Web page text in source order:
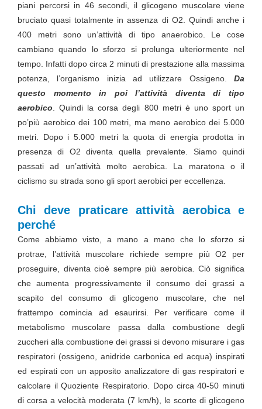
piani percorsi in 46 secondi, il glicogeno muscolare viene
bruciato quasi totalmente in assenza di O2. Quindi anche i
400 metri sono un’attività di tipo anaerobico. Le cose
cambiano quando lo sforzo si prolunga ulteriormente nel
tempo. Infatti dopo circa 2 minuti di prestazione alla massima
potenza, l’organismo inizia ad utilizzare Ossigeno. Da
questo momento in poi l’attività diventa di tipo
aerobico . Quindi la corsa degli 800 metri è uno sport un
po’più aerobico dei 100 metri, ma meno aerobico dei 5.000
metri. Dopo i 5.000 metri la quota di energia prodotta in
presenza di O2 diventa quella prevalente. Siamo quindi
passati ad un’attività molto aerobica. La maratona o il
ciclismo su strada sono gli sport aerobici per eccellenza.
Chi deve praticare attività aerobica e
perché
Come abbiamo visto, a mano a mano che lo sforzo si
protrae, l’attività muscolare richiede sempre più O2 per
proseguire, diventa cioè sempre più aerobica. Ciò significa
che aumenta progressivamente il consumo dei grassi a
scapito del consumo di glicogeno muscolare, che nel
frattempo comincia ad esaurirsi. Per verificare come il
metabolismo muscolare passa dalla combustione degli
zuccheri alla combustione dei grassi si devono misurare i gas
respiratori (ossigeno, anidride carbonica ed acqua) inspirati
ed espirati con un apposito analizzatore di gas respiratori e
calcolare il Quoziente Respiratorio. Dopo circa 40-50 minuti
di corsa a velocità moderata (7 km/h), le scorte di glicogeno